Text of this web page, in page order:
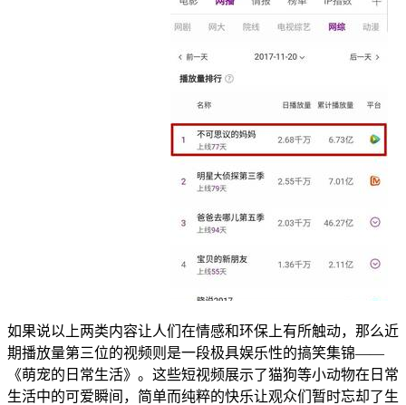
如果说以上两类内容让人们在情感和环保上有所触动，那么近
期播放量第三位的视频则是一段极具娱乐性的搞笑集锦——
《萌宠的日常生活》。这些短视频展示了猫狗等小动物在日常
生活中的可爱瞬间，简单而纯粹的快乐让观众们暂时忘却了生